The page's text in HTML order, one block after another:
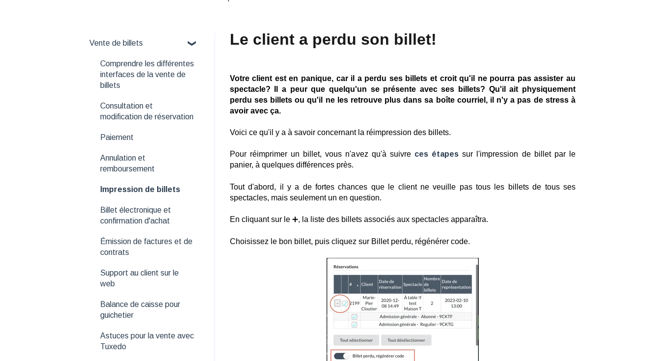
Le client a perdu son billet!
Votre client est en panique, car il a perdu ses billets et croit qu'il ne pourra pas assister au
spectacle? Il a peur que quelqu'un se présente avec ses billets? Qu'il ait physiquement
perdu ses billets ou qu'il ne les retrouve plus dans sa boîte courriel, il n'y a pas de stress à
avoir avec ça.
Voici ce qu'il y a à savoir concernant la réimpression des billets.
Pour réimprimer un billet, vous n'avez qu'à suivre ces étapes sur l'impression de billet par le
panier, à quelques différences près.
Tout d'abord, il y a de fortes chances que le client ne veuille pas tous les billets de tous ses
spectacles, mais seulement un en question.
En cliquant sur le ➕, la liste des billets associés aux spectacles apparaîtra.
Choisissez le bon billet, puis cliquez sur Billet perdu, régénérer code.
Vente de billets
Comprendre les différentes
interfaces de la vente de
billets
Consultation et
modification de réservation
Paiement
Annulation et
remboursement
Impression de billets
Billet électronique et
confirmation d'achat
Émission de factures et de
contrats
Support au client sur le
web
Balance de caisse pour
guichetier
Astuces pour la vente avec
Tuxedo